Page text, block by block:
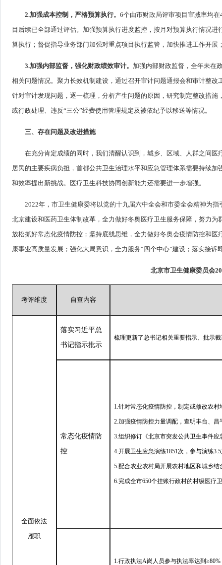
2.加强成本控制，严格预算执行。 6个由市财政局评审项目审减率均
目后续已全部通过评估。加强预算执行进度监控，按月对预算执行情况
算执行；督促指导业务部门加强对重点项目执行监管，加快推进工作开
3.加强内部监督，强化财政绩效审计。 加强内部财政监督，全年未在
相关问题情况。聚力长效机制建设，通过召开审计问题通报会和审计整
针对审计发现问题，逐一梳理，分析产生问题的原因，研究制定整改措
或行政处理、违反“三公”经费使用管理规定及被依纪予以移送等情况。
三、存在问题及改进措施
在充分肯定成绩的同时，我们清醒认识到，城乡、区域、人群之间
居民的主要疾病负担，首都公共卫生治理水平和应急管理体系需要持续
和效率提出新挑战。医疗卫生科技协同创新能力还需要进一步增强。
2022年，市卫生健康委将以党的十九届六中全会和市委全会精神为
北京建设和医药卫生体制改革，全力做好冬奥医疗卫生服务保障，努力
放松抓好常态化疫情防控；坚持底线思维，全力做好冬奥会疫情防控和
康事业高质量发展；强化大局意识，全力服务“四个中心”建设；落实接
北京市卫生健康委员会
考评维度 自查内容
全面依法
履职
落实习近平总
书记指示批示
梳理更新了总书记相关重要指示、批示
常态化疫情防
控
1.针对常态化疫情防控，制定或修改农
2.加强疫情防控力量调配，查明丰台、
3.组织修订《北京市突发公共卫生事件应
4.开展卫生应急演练1851次，参与演练
5.配合农业农村局开展农村地区和城乡
6.完成全市650个挂账行政村的村级医疗
1.行政执法A岗人员参与执法率达到≥